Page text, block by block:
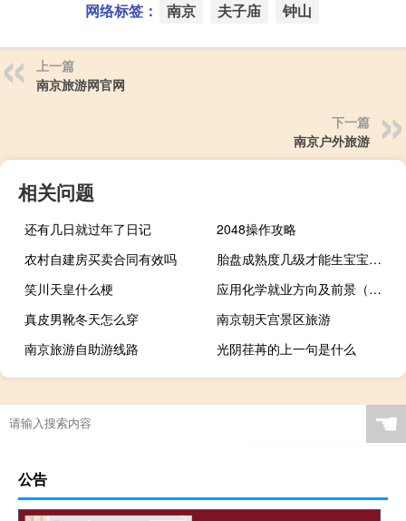
网络标签： 南京 夫子庙 钟山
上一篇
南京旅游网官网
下一篇
南京户外旅游
相关问题
还有几日就过年了日记
2048操作攻略
农村自建房买卖合同有效吗
胎盘成熟度几级才能生宝宝（胎盘成熟度几级才能生）
笑川天皇什么梗
应用化学就业方向及前景（应用化学）
真皮男靴冬天怎么穿
南京朝天宫景区旅游
南京旅游自助游线路
光阴荏苒的上一句是什么
☚
公告